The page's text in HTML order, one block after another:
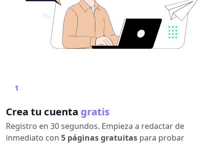
1
Crea tu cuenta gratis
Registro en 30 segundos. Empieza a redactar de
inmediato con 5 páginas gratuitas para probar